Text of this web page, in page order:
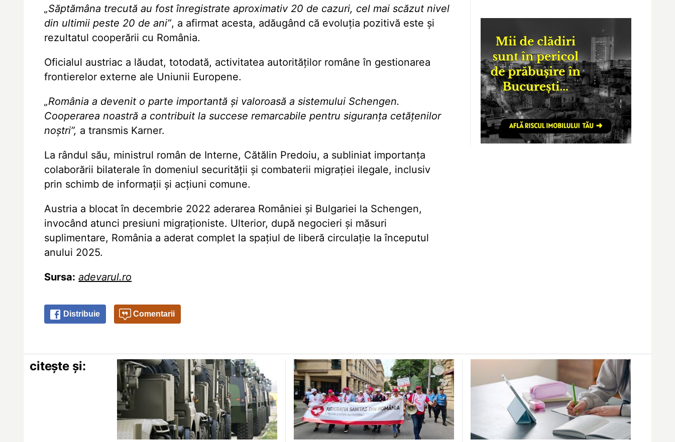
„Săptămâna trecută au fost înregistrate aproximativ 20 de cazuri, cel mai scăzut nivel
din ultimii peste 20 de ani”, a afirmat acesta, adăugând că evoluția pozitivă este și
rezultatul cooperării cu România.
Oficialul austriac a lăudat, totodată, activitatea autorităților române în gestionarea
frontierelor externe ale Uniunii Europene.
„România a devenit o parte importantă și valoroasă a sistemului Schengen.
Cooperarea noastră a contribuit la succese remarcabile pentru siguranța cetățenilor
noștri”, a transmis Karner.
La rândul său, ministrul român de Interne, Cătălin Predoiu, a subliniat importanța
colaborării bilaterale în domeniul securității și combaterii migrației ilegale, inclusiv
prin schimb de informații și acțiuni comune.
Austria a blocat în decembrie 2022 aderarea României și Bulgariei la Schengen,
invocând atunci presiuni migraționiste. Ulterior, după negocieri și măsuri
suplimentare, România a aderat complet la spațiul de liberă circulație la începutul
anului 2025.
Sursa: adevarul.ro
Distribuie Comentarii
citește și: